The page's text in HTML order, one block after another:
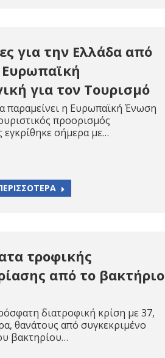
για την Ελλάδα από
για τον Τουρισμό
παραμείνει η Ευρωπαϊκή Ένωση
προορισμός
εγκρίθηκε σήμερα με…
τροφικής
από το βακτήριο
διατροφική κρίση με 37,
θανάτους από συγκεκριμένο
βακτηρίου…